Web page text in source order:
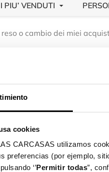
cookies
CARCASAS utilizamos
preferencias (por ejemplo,
‘’Permitir todas”,
I PIU’ VENDUTI
o cambio dei miei
online?
online in tutti i
negozi . Ricorda di